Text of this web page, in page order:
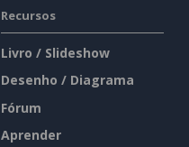
Recursos
Livro / Slideshow
Desenho / Diagrama
Fórum
Aprender